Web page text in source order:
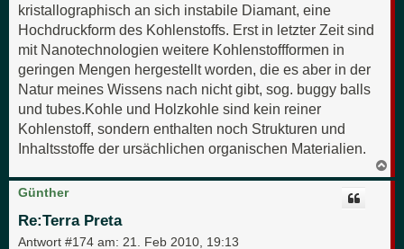
kristallographisch an sich instabile Diamant, eine
Hochdruckform des Kohlenstoffs. Erst in letzter Zeit sind
mit Nanotechnologien weitere Kohlenstoffformen in
geringen Mengen hergestellt worden, die es aber in der
Natur meines Wissens nach nicht gibt, sog. buggy balls
und tubes.Kohle und Holzkohle sind kein reiner
Kohlenstoff, sondern enthalten noch Strukturen und
Inhaltsstoffe der ursächlichen organischen Materialien.
a
Günther
Re:Terra Preta
Antwort #174 am: 21. Feb 2010, 19:13